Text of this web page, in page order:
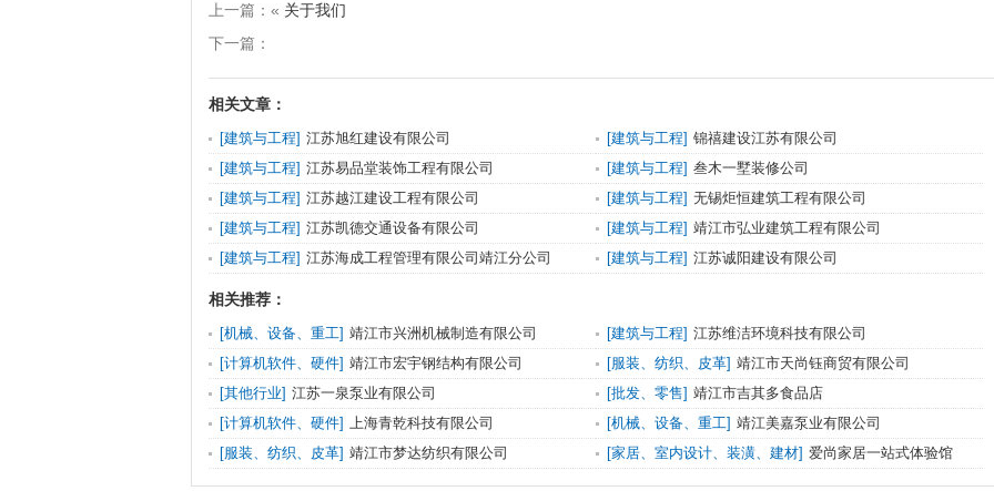
上一篇：« 关于我们
下一篇：
相关文章：
[建筑与工程] 江苏旭红建设有限公司 [建筑与工程] 锦禧建设江苏有限公司
[建筑与工程] 江苏易品堂装饰工程有限公司 [建筑与工程] 叁木一墅装修公司
[建筑与工程] 江苏越江建设工程有限公司 [建筑与工程] 无锡炬恒建筑工程有限公司
[建筑与工程] 江苏凯德交通设备有限公司 [建筑与工程] 靖江市弘业建筑工程有限公司
[建筑与工程] 江苏海成工程管理有限公司靖江分公司 [建筑与工程] 江苏诚阳建设有限公司
相关推荐：
[机械、设备、重工] 靖江市兴洲机械制造有限公司 [建筑与工程] 江苏维洁环境科技有限公司
[计算机软件、硬件] 靖江市宏宇钢结构有限公司 [服装、纺织、皮革] 靖江市天尚钰商贸有限公司
[其他行业] 江苏一泉泵业有限公司 [批发、零售] 靖江市吉其多食品店
[计算机软件、硬件] 上海青乾科技有限公司 [机械、设备、重工] 靖江美嘉泵业有限公司
[服装、纺织、皮革] 靖江市梦达纺织有限公司 [家居、室内设计、装潢、建材] 爱尚家居一站式体验馆